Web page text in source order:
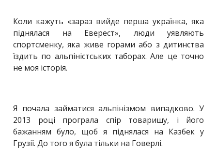
Коли кажуть «зараз вийде перша українка, яка
піднялася на Еверест», люди уявляють
спортсменку, яка живе горами або з дитинства
їздить по альпіністських таборах. Але це точно
не моя історія.
Я почала займатися альпінізмом випадково. У
2013 році програла спір товаришу, і його
бажанням було, щоб я піднялася на Казбек у
Грузії. До того я була тільки на Говерлі.